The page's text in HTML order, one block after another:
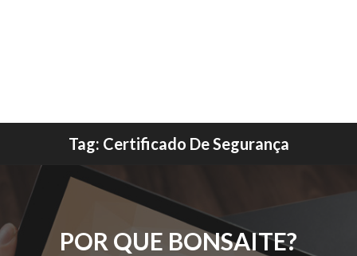
Tag: Certificado De Segurança
POR QUE BONSAITE?